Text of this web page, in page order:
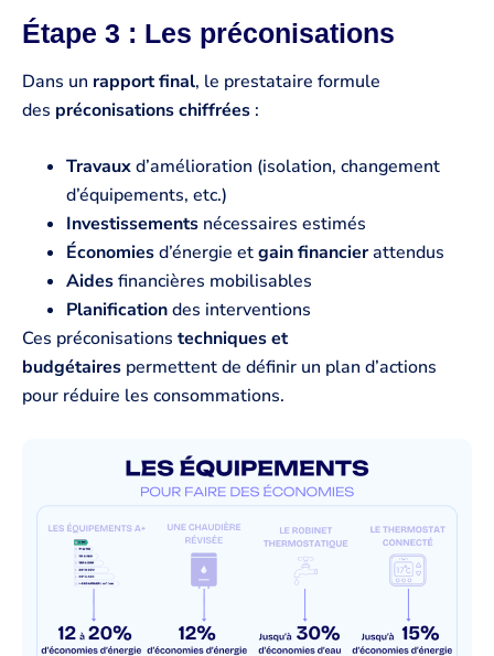
Étape 3 : Les préconisations
Dans un rapport final, le prestataire formule
des préconisations chiffrées :
Travauxd’amélioration (isolation, changement
d’équipements, etc.)
Investissements nécessaires estimés
Économiesd’énergie etgain financierattendus
Aidesfinancières mobilisables
Planificationdes interventions
Ces préconisations techniques et
budgétaires permettent de définir un plan d’actions
pour réduire les consommations.